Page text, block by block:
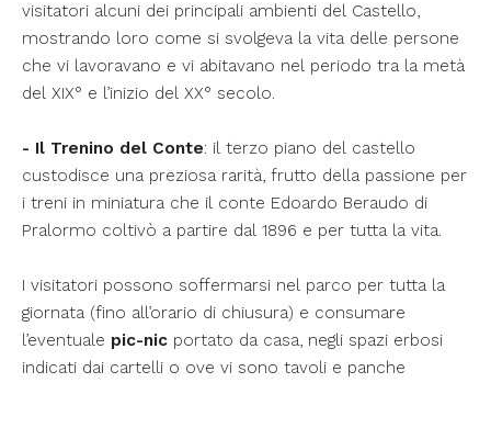
visitatori alcuni dei principali ambienti del Castello,
mostrando loro come si svolgeva la vita delle persone
che vi lavoravano e vi abitavano nel periodo tra la metà
del XIX° e l’inizio del XX° secolo.
- Il Trenino del Conte: il terzo piano del castello
custodisce una preziosa rarità, frutto della passione per
i treni in miniatura che il conte Edoardo Beraudo di
Pralormo coltivò a partire dal 1896 e per tutta la vita.
I visitatori possono soffermarsi nel parco per tutta la
giornata (fino all’orario di chiusura) e consumare
l’eventuale pic-nic portato da casa, negli spazi erbosi
indicati dai cartelli o ove vi sono tavoli e panche